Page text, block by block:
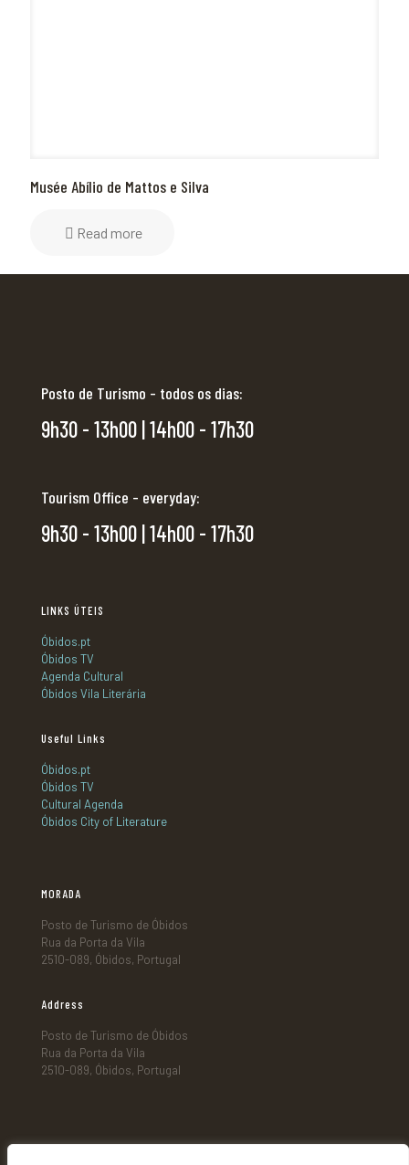
Musée Abílio de Mattos e Silva
Read more
Posto de Turismo - todos os dias:
9h30 - 13h00 | 14h00 - 17h30
Tourism Office - everyday:
9h30 - 13h00 | 14h00 - 17h30
LINKS ÚTEIS
Óbidos.pt
Óbidos TV
Agenda Cultural
Óbidos Vila Literária
Useful Links
Óbidos.pt
Óbidos TV
Cultural Agenda
Óbidos City of Literature
MORADA
Posto de Turismo de Óbidos
Rua da Porta da Vila
2510-089, Óbidos, Portugal
Address
Posto de Turismo de Óbidos
Rua da Porta da Vila
2510-089, Óbidos, Portugal